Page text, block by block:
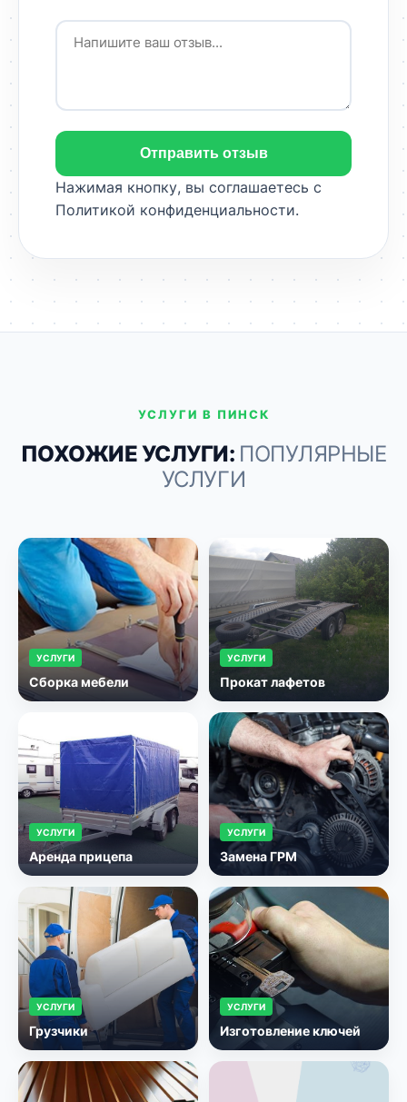
Отправить отзыв
Нажимая кнопку, вы соглашаетесь с
Политикой конфиденциальности.
УСЛУГИ В ПИНСК
ПОХОЖИЕ УСЛУГИ: ПОПУЛЯРНЫЕ
УСЛУГИ
УСЛУГИ
Сборка мебели
УСЛУГИ
Прокат лафетов
УСЛУГИ
Аренда прицепа
УСЛУГИ
Замена ГРМ
УСЛУГИ
Грузчики
УСЛУГИ
Изготовление ключей